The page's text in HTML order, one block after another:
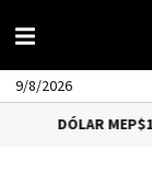
9/8/2026
MEP$1,510.79